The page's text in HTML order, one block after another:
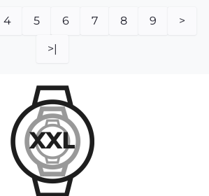
4 5 6 7 8 9 >
>|